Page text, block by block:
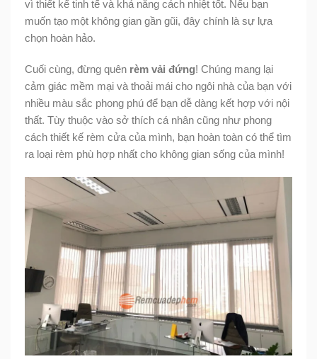
vì thiết kế tinh tế và khả năng cách nhiệt tốt. Nếu bạn
muốn tạo một không gian gần gũi, đây chính là sự lựa
chọn hoàn hảo.
Cuối cùng, đừng quên rèm vải đứng! Chúng mang lại
cảm giác mềm mại và thoải mái cho ngôi nhà của bạn với
nhiều màu sắc phong phú để bạn dễ dàng kết hợp với nội
thất. Tùy thuộc vào sở thích cá nhân cũng như phong
cách thiết kế rèm cửa của mình, bạn hoàn toàn có thể tìm
ra loại rèm phù hợp nhất cho không gian sống của mình!